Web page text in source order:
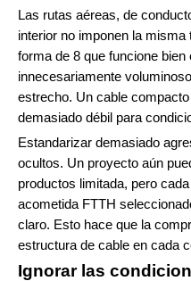
Las rutas aéreas, de
interior no imponen la
forma de 8 que funcione bien
innecesariamente
estrecho. Un cable
demasiado débil para
Estandarizar demasiado
ocultos. Un proyecto aún
productos limitada, pero
acometida FTTH
claro. Esto hace que la
estructura de cable en cada
Ignorar las